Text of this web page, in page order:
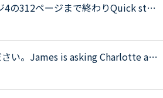
の312ページまで終わりQuick stag
ジ欄に下記のように記載されてい
い。James is asking Charlotte ab
birthday?Charlotte It was last